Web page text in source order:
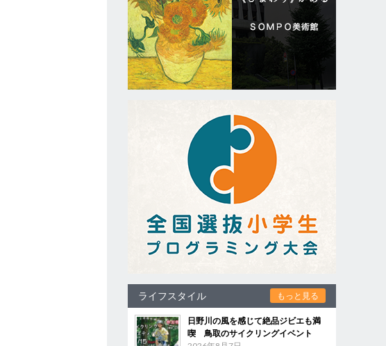
ライフスタイル もっと見る
日野川の風を感じて絶品ジビエも満
喫 鳥取のサイクリングイベント